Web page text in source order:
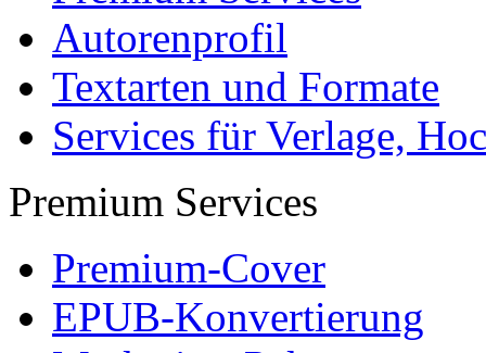
Die Diplomarbeit
Services & Vorlagen
Über uns
Jobs
Presse
Partner + Projekte